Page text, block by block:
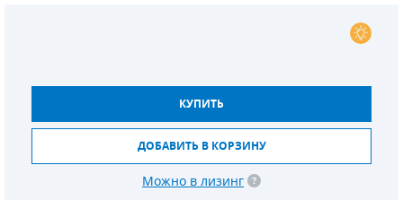
КУПИТЬ
ДОБАВИТЬ В КОРЗИНУ
Можно в лизинг
ДЛЯ АДСОРБЦИОННЫХ ОСУШИТЕЛЕЙ
ЭЛЕКТРОДВИГАТЕЛИ
БЕНЗИНОВЫЕ ДВИГАТЕЛИ